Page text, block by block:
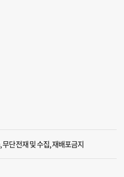
단전재 및 수집, 재배포금지